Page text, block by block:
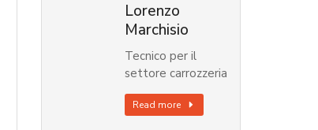
Lorenzo
Marchisio
Tecnico per il
settore carrozzeria
Read more